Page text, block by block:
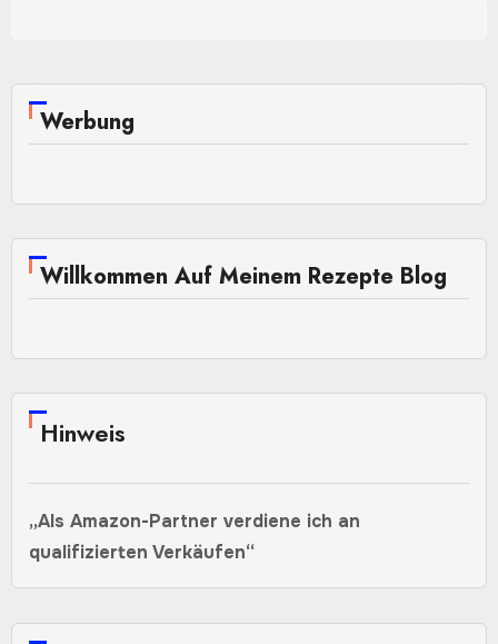
Werbung
Willkommen Auf Meinem Rezepte Blog
Hinweis
„Als Amazon-Partner verdiene ich an
qualifizierten Verkäufen“